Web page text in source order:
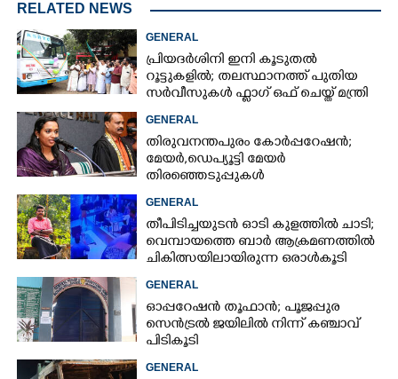
RELATED NEWS
GENERAL
പ്രിയദർശിനി ഇനി കൂടുതൽ
റൂട്ടുകളിൽ; തലസ്ഥാനത്ത് പുതിയ
സർവീസുകൾ ഫ്ലാഗ് ഒഫ് ചെയ്ത് മന്ത്രി
കെ മുരളീധരൻ
GENERAL
തിരുവനന്തപുരം കോർപ്പറേഷൻ;
മേയർ, ഡെപ്യൂട്ടി മേയർ
തിരഞ്ഞെടുപ്പുകൾ
റദ്ദാക്കണമെന്നാവശ്യപ്പെട്ട് സിപിഎം
GENERAL
തീപിടിച്ചയുടൻ ഓടി കുളത്തിൽ ചാടി;
വെമ്പായത്തെ ബാർ ആക്രമണത്തിൽ
ചികിത്സയിലായിരുന്ന ഒരാൾകൂടി
മരിച്ചു
GENERAL
ഓപ്പറേഷൻ തൂഫാൻ; പൂജപ്പുര
സെൻട്രൽ ജയിലിൽ നിന്ന് കഞ്ചാവ്
പിടികൂടി
GENERAL